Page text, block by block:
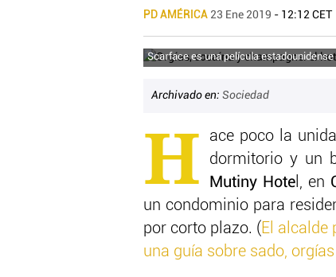
PD AMÉRICA 23 Ene 2019 - 12:12 CET
Scarface es una película
Archivado en: Sociedad
H
ace poco la
dormitorio y un
Mutiny Hotel, en
un condominio para
por corto plazo. ( El alcalde
una guía sobre sado,